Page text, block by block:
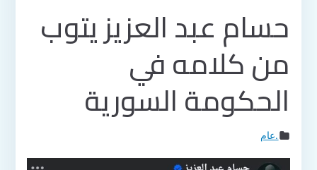
حسام عبد العزيز يتوب
من كلامه في
الحكومة السورية
.عام